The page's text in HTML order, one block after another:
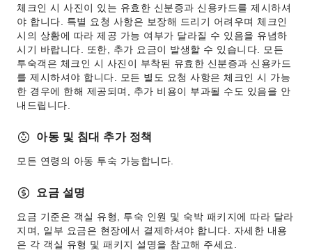
공용 시설
가든
자판기
ATM
엘리베이터
흡연 구역
짐 보관 서비스
프런트 귀중품 보관함
빠른 체크인/체크아웃
체크인 시 사진이 있는 유효한 신분증과 신용카드를 제시하셔
야 합니다. 특별 요청 사항은 보장해 드리기 어려우며 체크인
시의 상황에 따라 제공 가능 여부가 달라질 수 있음을 유념하
시기 바랍니다. 또한, 추가 요금이 발생할 수 있습니다. 모든
투숙객은 체크인 시 사진이 부착된 유효한 신분증과 신용카드
를 제시하셔야 합니다. 모든 별도 요청 사항은 체크인 시 가능
한 경우에 한해 제공되며, 추가 비용이 부과될 수도 있음을 안
내드립니다.
아동 및 침대 추가 정책
모든 연령의 아동 투숙 가능합니다.
요금 설명
요금 기준은 객실 유형, 투숙 인원 및 숙박 패키지에 따라 달라
지며, 일부 요금은 현장에서 결제하셔야 합니다. 자세한 내용
은 각 객실 유형 및 패키지 설명을 참고해 주세요.